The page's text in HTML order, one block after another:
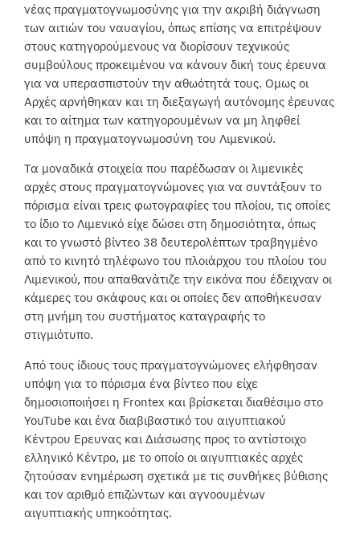
νέας πραγματογνωμοσύνης για την ακριβή διάγνωση
των αιτιών του ναυαγίου, όπως επίσης να επιτρέψουν
στους κατηγορούμενους να διορίσουν τεχνικούς
συμβούλους προκειμένου να κάνουν δική τους έρευνα
για να υπερασπιστούν την αθωότητά τους. Ομως οι
Αρχές αρνήθηκαν και τη διεξαγωγή αυτόνομης έρευνας
και το αίτημα των κατηγορουμένων να μη ληφθεί
υπόψη η πραγματογνωμοσύνη του Λιμενικού.
Τα μοναδικά στοιχεία που παρέδωσαν οι λιμενικές
αρχές στους πραγματογνώμονες για να συντάξουν το
πόρισμα είναι τρεις φωτογραφίες του πλοίου, τις οποίες
το ίδιο το Λιμενικό είχε δώσει στη δημοσιότητα, όπως
και το γνωστό βίντεο 38 δευτερολέπτων τραβηγμένο
από το κινητό τηλέφωνο του πλοιάρχου του πλοίου του
Λιμενικού, που απαθανάτιζε την εικόνα που έδειχναν οι
κάμερες του σκάφους και οι οποίες δεν αποθήκευσαν
στη μνήμη του συστήματος καταγραφής το
στιγμιότυπο.
Από τους ίδιους τους πραγματογνώμονες ελήφθησαν
υπόψη για το πόρισμα ένα βίντεο που είχε
δημοσιοποιήσει η Frontex και βρίσκεται διαθέσιμο στο
YouTube και ένα διαβιβαστικό του αιγυπτιακού
Κέντρου Ερευνας και Διάσωσης προς το αντίστοιχο
ελληνικό Κέντρο, με το οποίο οι αιγυπτιακές αρχές
ζητούσαν ενημέρωση σχετικά με τις συνθήκες βύθισης
και τον αριθμό επιζώντων και αγνοουμένων
αιγυπτιακής υπηκοότητας.